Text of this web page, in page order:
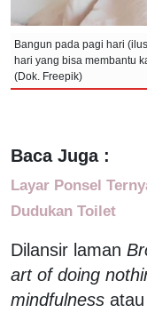
Bangun pada pagi hari
hari yang bisa membantu
(Dok. Freepik)
Baca Juga :
Layar Ponsel
Dudukan Toilet
Dilansir laman
art of doing
mindfulness